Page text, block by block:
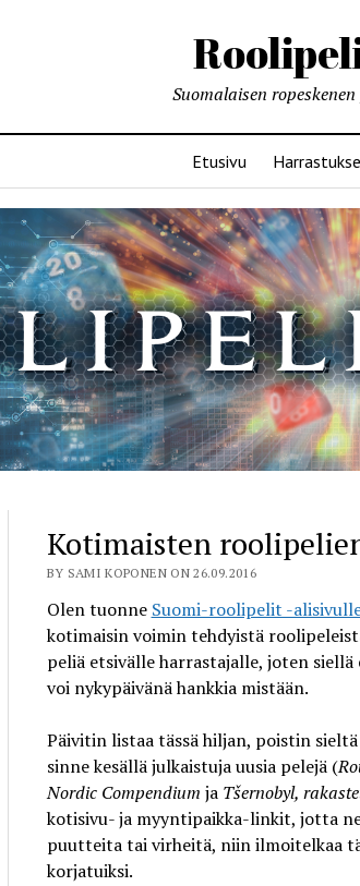
Suomalaisen
Etusivu
Kotimaisten
BY SAMI KOPONEN ON 26.09.2016
Olen tuonne Suomi-roolipelit -
kotimaisin voimin tehdyistä
peliä etsivälle harrastajalle, joten
voi nykypäivänä hankkia mistään.
Päivitin listaa tässä hiljan, poistin
sinne kesällä julkaistuja uusia pelejä (
Nordic Compendium ja Tšernobyl,
kotisivu- ja myyntipaikka-linkit, jotta
puutteita tai virheitä, niin ilmoitelkaa
korjatuiksi.